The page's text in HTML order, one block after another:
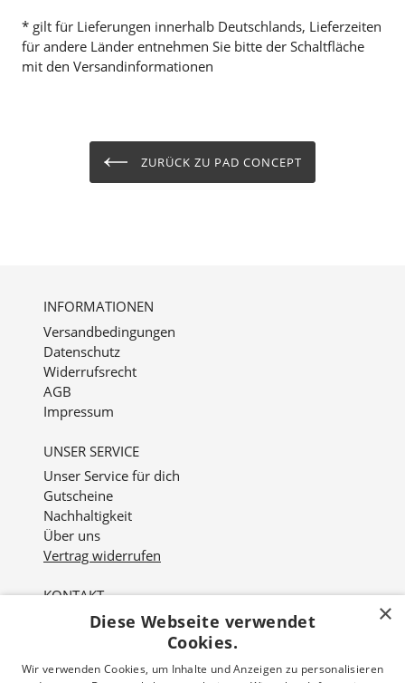
* gilt für Lieferungen innerhalb Deutschlands, Lieferzeiten
für andere Länder entnehmen Sie bitte der Schaltfläche
mit den Versandinformationen
ZURÜCK ZU PAD CONCEPT
INFORMATIONEN
Versandbedingungen
Datenschutz
Widerrufsrecht
AGB
Impressum
UNSER SERVICE
Unser Service für dich
Gutscheine
Nachhaltigkeit
Über uns
Vertrag widerrufen
KONTAKT
Nordviver 2
×
Diese Webseite verwendet
Cookies.
Wir verwenden Cookies, um Inhalte und Anzeigen zu personalisieren